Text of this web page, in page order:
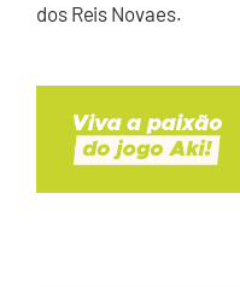
dos Reis Novaes.